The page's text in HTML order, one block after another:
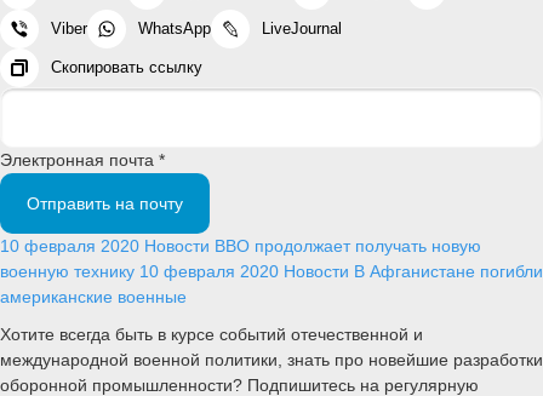
Viber WhatsApp LiveJournal
Скопировать ссылку
Электронная почта *
Отправить на почту
10 февраля 2020 Новости ВВО продолжает получать новую
военную технику 10 февраля 2020 Новости В Афганистане погибли
американские военные
Хотите всегда быть в курсе событий отечественной и
международной военной политики, знать про новейшие разработки
оборонной промышленности? Подпишитесь на регулярную